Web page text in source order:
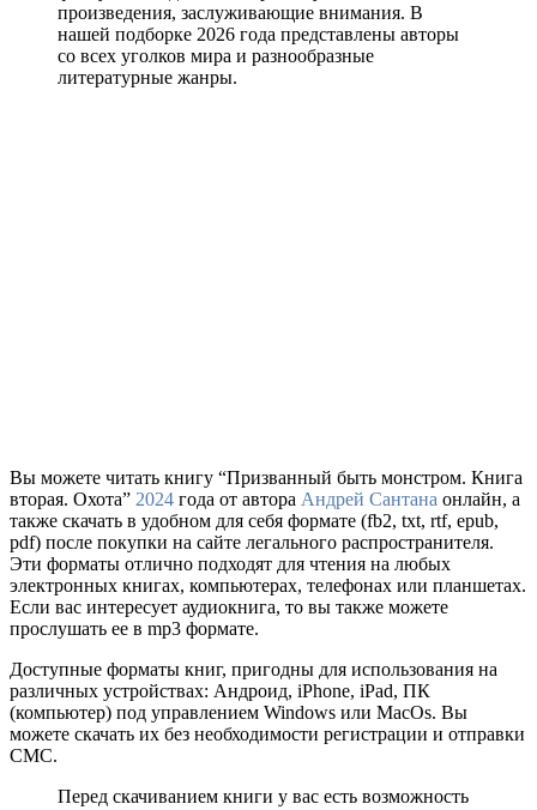
произведения, заслуживающие внимания. В
нашей подборке 2026 года представлены авторы
со всех уголков мира и разнообразные
литературные жанры.
Вы можете читать книгу “Призванный быть монстром. Книга
вторая. Охота” 2024 года от автора Андрей Сантана онлайн, а
также скачать в удобном для себя формате (fb2, txt, rtf, epub,
pdf) после покупки на сайте легального распространителя.
Эти форматы отлично подходят для чтения на любых
электронных книгах, компьютерах, телефонах или планшетах.
Если вас интересует аудиокнига, то вы также можете
прослушать ее в mp3 формате.
Доступные форматы книг, пригодны для использования на
различных устройствах: Андроид, iPhone, iPad, ПК
(компьютер) под управлением Windows или MacOs. Вы
можете скачать их без необходимости регистрации и отправки
СМС.
Перед скачиванием книги у вас есть возможность